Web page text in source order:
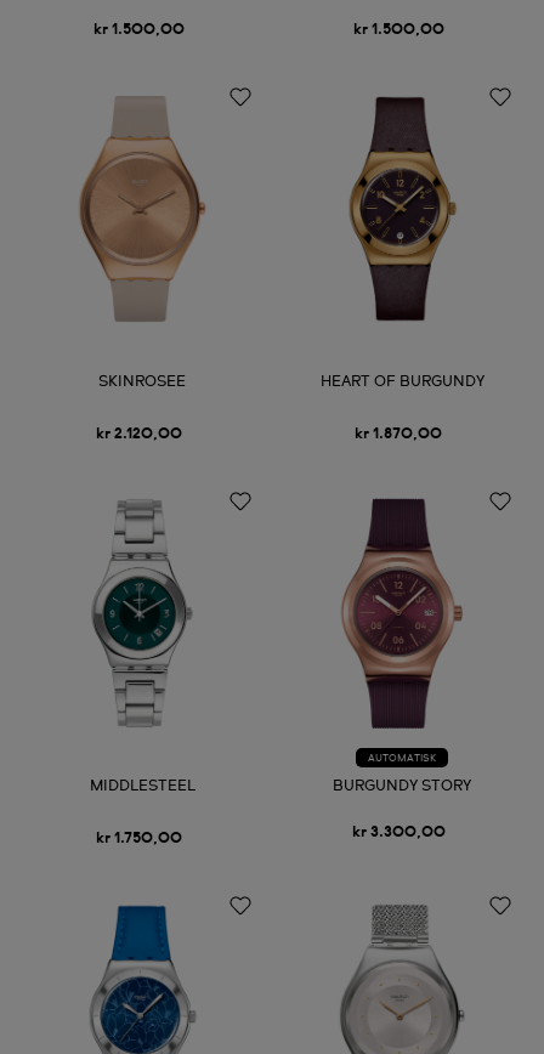
kr 1.500,00 kr 1.500,00
SKINROSEE
kr 2.120,00
HEART OF BURGUNDY
kr 1.870,00
MIDDLESTEEL
kr 1.750,00
AUTOMATISK
BURGUNDY STORY
kr 3.300,00